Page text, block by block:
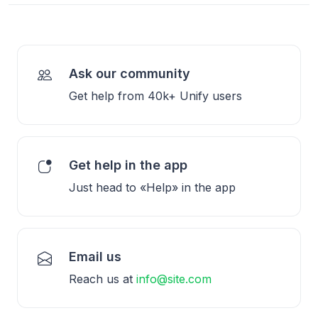
Ask our community
Get help from 40k+ Unify users
Get help in the app
Just head to «Help» in the app
Email us
Reach us at info@site.com